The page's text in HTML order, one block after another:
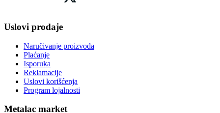
Uslovi prodaje
Naručivanje proizvoda
Plaćanje
Isporuka
Reklamacije
Uslovi korišćenja
Program lojalnosti
Metalac market